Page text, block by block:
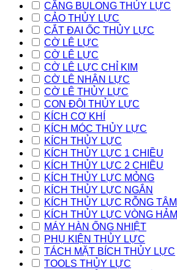
CĂNG BULONG THỦY LỰC
CẢO THỦY LỰC
CẮT ĐAI ỐC THỦY LỰC
CỜ LÊ LỰC
CỜ LÊ LỰC
CỜ LÊ LỰC CHỈ KIM
CỜ LÊ NHÂN LỰC
CỜ LÊ THỦY LỰC
CON ĐỘI THỦY LỰC
KÍCH CƠ KHÍ
KÍCH MÓC THỦY LỰC
KÍCH THỦY LỰC
KÍCH THỦY LỰC 1 CHIỀU
KÍCH THỦY LỰC 2 CHIỀU
KÍCH THỦY LỰC MỎNG
KÍCH THỦY LỰC NGẮN
KÍCH THỦY LỰC RỖNG TÂM
KÍCH THỦY LỰC VÒNG HẢM
MÁY HÀN ỐNG NHIỆT
PHỤ KIỆN THỦY LỰC
TÁCH MẶT BÍCH THỦY LỰC
TOOLS THỦY LỰC